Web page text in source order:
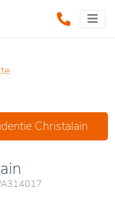
Christalain